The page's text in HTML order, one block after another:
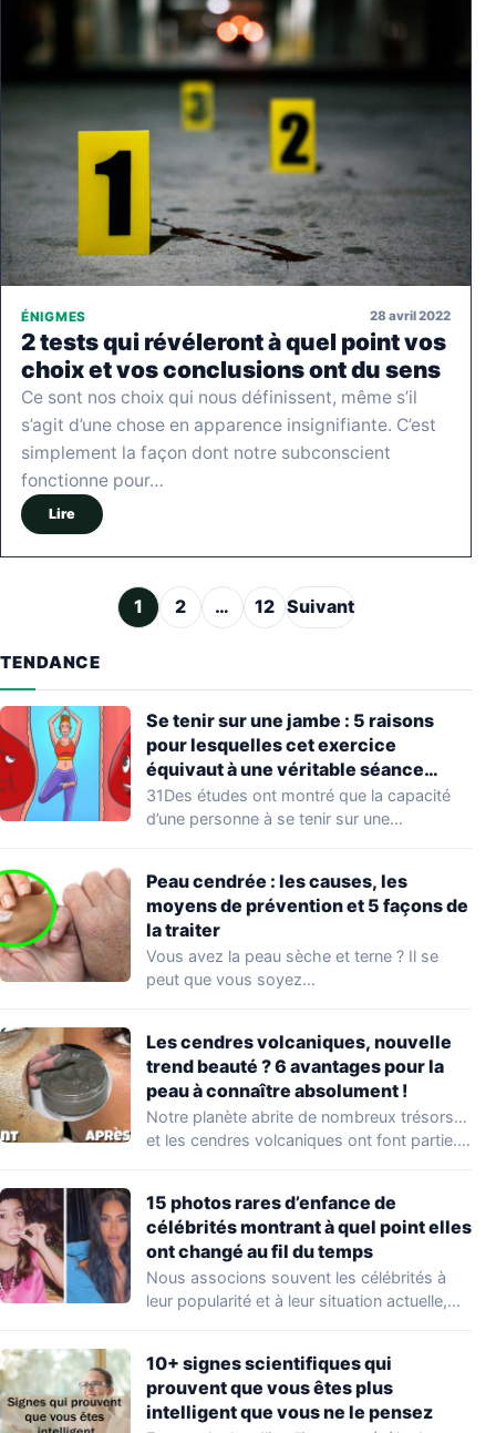
ÉNIGMES 28 avril 2022
2 tests qui révéleront à quel point vos
choix et vos conclusions ont du sens
Ce sont nos choix qui nous définissent, même s’il
s’agit d’une chose en apparence insignifiante. C’est
simplement la façon dont notre subconscient
fonctionne pour…
Lire
Pagination des publications
1 2 … 12 Suivant
TENDANCE
Se tenir sur une jambe : 5 raisons
pour lesquelles cet exercice
équivaut à une véritable séance
d’entraînement
31Des études ont montré que la capacité
d’une personne à se tenir sur une…
Peau cendrée : les causes, les
moyens de prévention et 5 façons de
la traiter
Vous avez la peau sèche et terne ? Il se
peut que vous soyez…
Les cendres volcaniques, nouvelle
trend beauté ? 6 avantages pour la
peau à connaître absolument !
Notre planète abrite de nombreux trésors…
et les cendres volcaniques ont font partie.
15 photos rares d’enfance de
célébrités montrant à quel point elles
ont changé au fil du temps
Nous associons souvent les célébrités à
leur popularité et à leur situation actuelle,
10+ signes scientifiques qui
prouvent que vous êtes plus
intelligent que vous ne le pensez